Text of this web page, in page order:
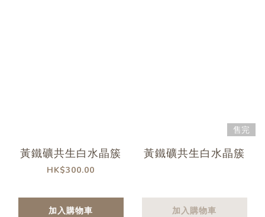
黃鐵礦共生白水晶簇
HK$300.00
加入購物車
售完
黃鐵礦共生白水晶簇
加入購物車